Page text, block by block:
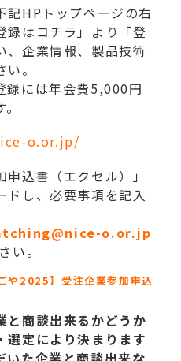
記HPトップページの右
録はコチラ」より「登
、企業情報、製品技術
。
録には年会費5,000円
o.or.jp/
申込書（エクセル）」
ドし、必要事項を記入
o.or.jp
い。
や2025】受注企業参加申込
商談出来るかどうか
選定により決まります